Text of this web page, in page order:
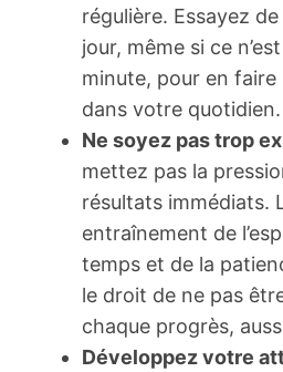
régulière. Essayez
jour, même si ce
minute, pour en
dans votre quotidien.
Ne soyez pas trop
mettez pas la
résultats immédiats.
entraînement de
temps et de la
le droit de ne pas
chaque progrès,
Développez votre